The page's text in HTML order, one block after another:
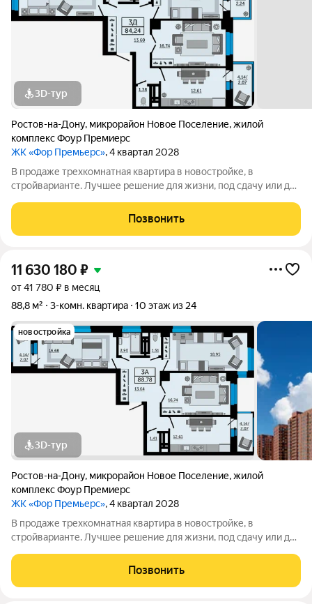
3D-тур
Ростов-на-Дону, микрорайон Новое Поселение,жилой
комплекс Фоур Премиерс
ЖК «Фор Премьерс», 4 квартал 2028
В продаже трехкомнатная квартира в новостройке, в
стройварианте. Лучшее решение для жизни, под сдачу или для
жизни в городе. В большой прихожей достаточно места для
хранения вещей, универсальные по
Позвонить
11 630 180 ₽
от 41 780 ₽ в месяц
88,8 м²
3-комн. квартира 10 этаж из 24
новостройка
3D-тур
Ростов-на-Дону, микрорайон Новое Поселение,жилой
комплекс Фоур Премиерс
ЖК «Фор Премьерс», 4 квартал 2028
В продаже трехкомнатная квартира в новостройке, в
стройварианте. Лучшее решение для жизни, под сдачу или для
жилья бизнес-класса. Здесь есть просторная прихожая, две
лоджии, два отдельных
Позвонить